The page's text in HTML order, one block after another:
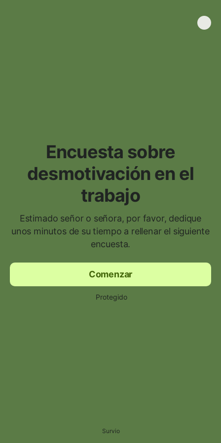
Encuesta sobre
desmotivación en el
trabajo
Estimado señor o señora, por favor, dedique
unos minutos de su tiempo a rellenar el siguiente
encuesta.
Comenzar
Protegido
Survio